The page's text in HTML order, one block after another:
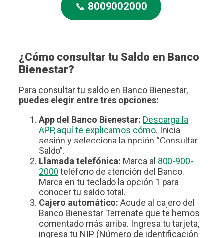
📞 8009002000
¿Cómo consultar tu Saldo en Banco
Bienestar?
Para consultar tu saldo en Banco Bienestar,
puedes elegir entre tres opciones:
App del Banco Bienestar: Descarga la
APP, aquí te explicamos cómo. Inicia
sesión y selecciona la opción “Consultar
Saldo”.
Llamada telefónica: Marca al 800-900-
2000 teléfono de atención del Banco.
Marca en tu teclado la opción 1 para
conocer tu saldo total.
Cajero automático: Acude al cajero del
Banco Bienestar Terrenate que te hemos
comentado más arriba. Ingresa tu tarjeta,
ingresa tu NIP (Número de identificación